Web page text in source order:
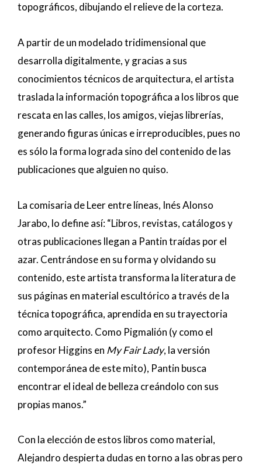
topográficos, dibujando el relieve de la corteza.
A partir de un modelado tridimensional que
desarrolla digitalmente, y gracias a sus
conocimientos técnicos de arquitectura, el artista
traslada la información topográfica a los libros que
rescata en las calles, los amigos, viejas librerías,
generando figuras únicas e irreproducibles, pues no
es sólo la forma lograda sino del contenido de las
publicaciones que alguien no quiso.
La comisaria de Leer entre líneas, Inés Alonso
Jarabo, lo define así: “Libros, revistas, catálogos y
otras publicaciones llegan a Pantin traídas por el
azar. Centrándose en su forma y olvidando su
contenido, este artista transforma la literatura de
sus páginas en material escultórico a través de la
técnica topográfica, aprendida en su trayectoria
como arquitecto. Como Pigmalión (y como el
profesor Higgins en My Fair Lady, la versión
contemporánea de este mito), Pantin busca
encontrar el ideal de belleza creándolo con sus
propias manos.”
Con la elección de estos libros como material,
Alejandro despierta dudas en torno a las obras pero